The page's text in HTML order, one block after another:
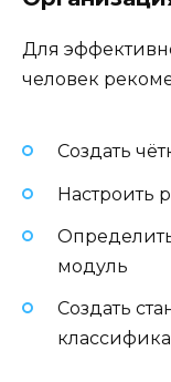
Для
человек
Создать
Настроить
модуль
Создать